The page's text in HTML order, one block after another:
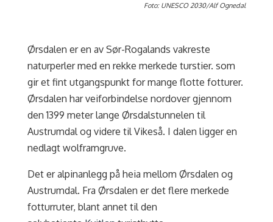
Foto: UNESCO 2030/Alf Ognedal
Ørsdalen er en av Sør-Rogalands vakreste
naturperler med en rekke merkede turstier. som
gir et fint utgangspunkt for mange flotte fotturer.
Ørsdalen har veiforbindelse nordover gjennom
den 1399 meter lange Ørsdalstunnelen til
Austrumdal og videre til Vikeså. I dalen ligger en
nedlagt wolframgruve.
Det er alpinanlegg på heia mellom Ørsdalen og
Austrumdal. Fra Ørsdalen er det flere merkede
fotturruter, blant annet til den